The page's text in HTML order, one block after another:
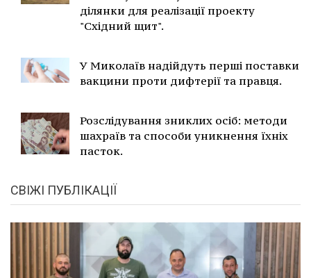
ділянки для реалізації проекту
"Східний щит".
У Миколаїв надійдуть перші поставки
вакцини проти дифтерії та правця.
Розслідування зниклих осіб: методи
шахраїв та способи уникнення їхніх
пасток.
СВІЖІ ПУБЛІКАЦІЇ